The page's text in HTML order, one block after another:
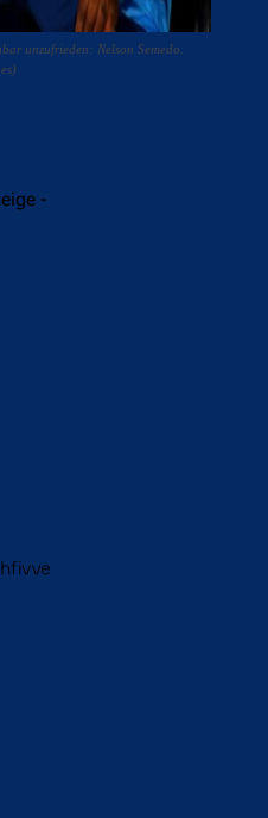
unzufrieden: Nelson Semedo.
-